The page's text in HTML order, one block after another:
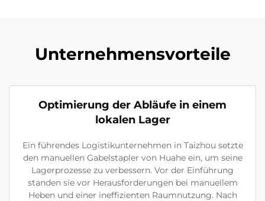
Unternehmensvorteile
Optimierung der Abläufe in einem
lokalen Lager
Ein führendes Logistikunternehmen in Taizhou setzte
den manuellen Gabelstapler von Huahe ein, um seine
Lagerprozesse zu verbessern. Vor der Einführung
standen sie vor Herausforderungen bei manuellem
Heben und einer ineffizienten Raumnutzung. Nach